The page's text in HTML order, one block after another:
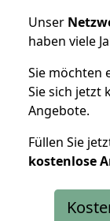
Unser
haben viele
Sie möchten
Sie sich jetzt
Angebote.
Füllen Sie
kostenlose